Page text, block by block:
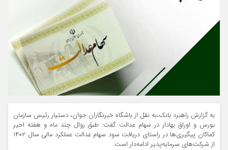
به گزارش راهبرد بانک،به نقل از باشگاه خبرنگاران جوان، دستیار رئیس سازمان
بورس و اوراق بهادار در سهام عدالت گفت: طبق روال چند ماه و هفته اخیر
کماکان پیگیری‌ها در راستای دریافت سود سهام عدالت عملکرد مالی سال ۱۴۰۲
از شرکت‌های سرمایه‌پذیر ادامه‌دار است.